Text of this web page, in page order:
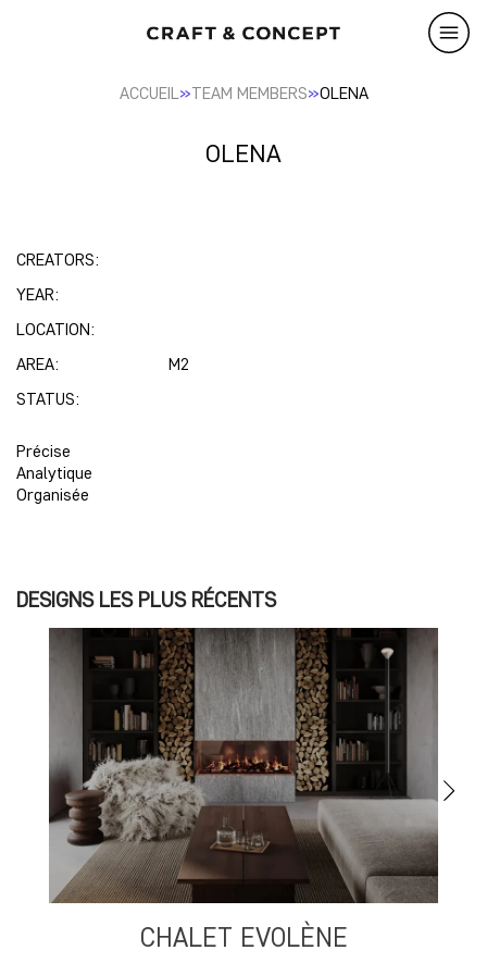
ACCUEIL»TEAM MEMBERS»OLENA
OLENA
CREATORS:
YEAR:
LOCATION:
AREA:
M2
STATUS:
Précise
Analytique
Organisée
DESIGNS LES PLUS RÉCENTS
CHALET EVOLÈNE